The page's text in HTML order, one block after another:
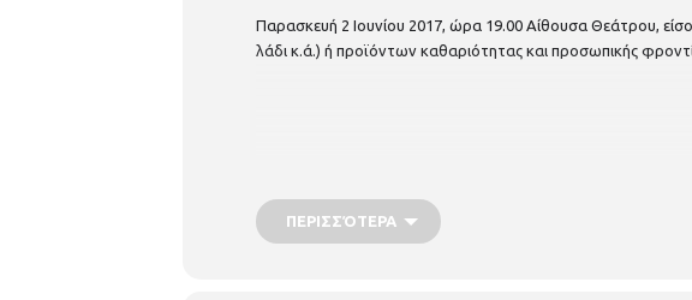
Παρασκευή 2 Ιουνίου 2017, ώρα 19.00 Αίθουσα Θεάτρου,
λάδι κ.ά.) ή προϊόντων καθαριότητας και προσωπικής
ΠΕΡΙΣΣΌΤΕΡΑ